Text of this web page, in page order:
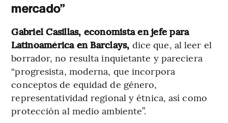
mercado”
Gabriel Casillas, economista en jefe para
Latinoamérica en Barclays, dice que, al leer el
borrador, no resulta inquietante y pareciera
“progresista, moderna, que incorpora
conceptos de equidad de género,
representatividad regional y étnica, así como
protección al medio ambiente”.